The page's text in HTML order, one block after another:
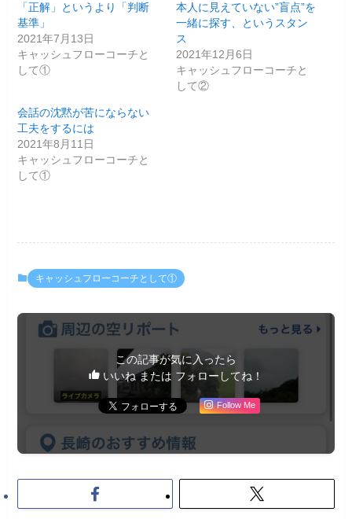
「正解」というより「判断
基準」
2021年7月13日
キャッシュフローコーチと
して①
本人に見えていない”盲点”を
一緒に探す、というスタン
ス
2021年12月6日
キャッシュフローコーチと
して②
会話の沈黙が苦にならない
工夫をするには
2021年8月11日
キャッシュフローコーチと
して①
キャッシュフローコーチとして①
この記事が気に入ったら
いいね または フォローしてね！
Follow Me